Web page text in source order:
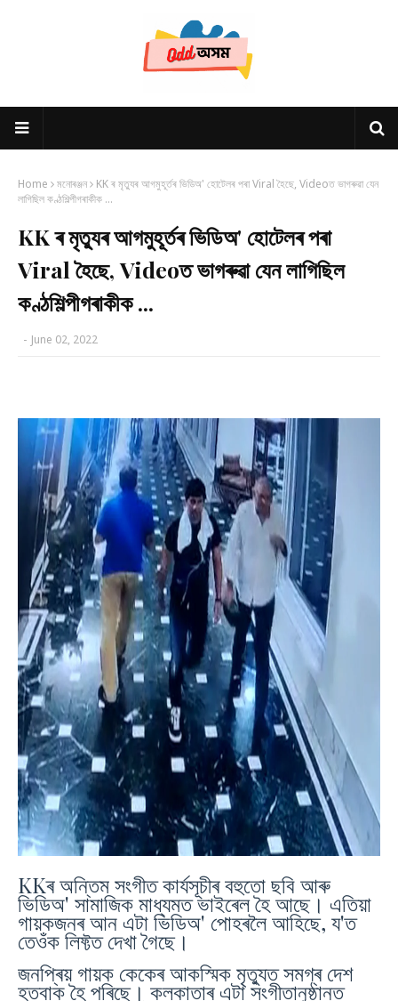
Home মনোৰঞ্জন
KK ৰ মৃত্যুৰ আগমুহূৰ্তৰ ভিডিঅ' হোটেলৰ পৰা Viral হৈছে, Videoত ভাগৰুৱা যেন
লাগিছিল কণ্ঠশিল্পীগৰাকীক ...
KK ৰ মৃত্যুৰ আগমুহূৰ্তৰ ভিডিঅ' হোটেলৰ পৰা
Viral হৈছে, Videoত ভাগৰুৱা যেন লাগিছিল
কণ্ঠশিল্পীগৰাকীক ...
- June 02, 2022
KKৰ অন্তিম সংগীত কাৰ্যসূচীৰ বহুতো ছবি আৰু
ভিডিঅ' সামাজিক মাধ্যমত ভাইৰেল হৈ আছে। এতিয়া
গায়কজনৰ আন এটা ভিডিঅ' পোহৰলৈ আহিছে, য'ত
তেওঁক লিফ্টত দেখা গৈছে।
জনপ্ৰিয় গায়ক কেকেৰ আকস্মিক মৃত্যুত সমগ্ৰ দেশ
হতবাক হৈ পৰিছে। কলকাতাৰ এটা সংগীতানুষ্ঠানত